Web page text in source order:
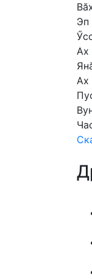
Эп
Ах
Ах